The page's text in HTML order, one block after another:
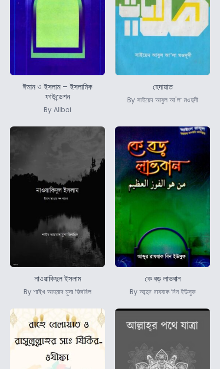
ঈমান ও ইসলাম – ইসলামিক
ফাউন্ডেশন
By Allboi
হেদায়াত
By সাইয়েদ আবুল আ'লা মওদুদী
নাওয়াকিদুল ইসলাম
By শাইখ আহমাদ মুসা জিবরিল
কে বড় লাভবান
By আব্দুর রাযযাক বিন ইউসুফ